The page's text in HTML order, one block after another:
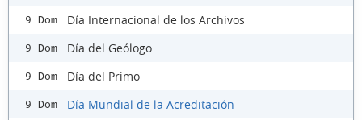
9 Dom Día Internacional de los Archivos
9 Dom Día del Geólogo
9 Dom Día del Primo
9 Dom Día Mundial de la Acreditación